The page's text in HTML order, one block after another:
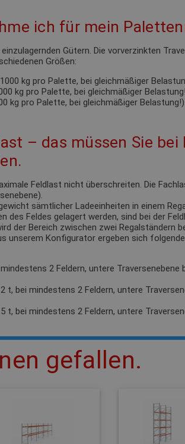
ich für mein
Gütern. Die vorverzinkten
Größen:
kg pro Palette, bei gleichmäßiger
kg pro Palette, bei gleichmäßiger
kg pro Palette, bei gleichmäßiger Belastung!)
– das müssen Sie bei
Feldlast nicht überschreiten. Die
sämtlicher Ladeeinheiten in einem
des Feldes gelagert werden, sind bei der
der Bereich zwischen zwei Regalständern
unserem Konfigurator ergeben sich
2 Feldern, untere Traversenebene
t, bei mindestens 2 Feldern, untere
t, bei mindestens 2 Feldern, untere
gefallen.